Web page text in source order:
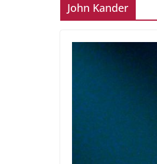
John Kander